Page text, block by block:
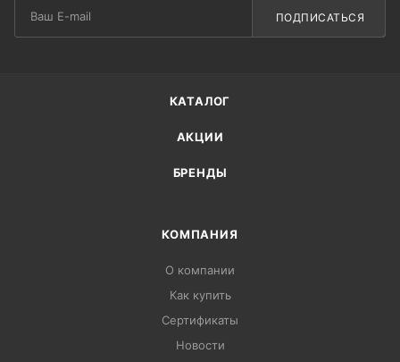
ПОДПИСАТЬСЯ
КАТАЛОГ
АКЦИИ
БРЕНДЫ
КОМПАНИЯ
О компании
Как купить
Сертификаты
Новости